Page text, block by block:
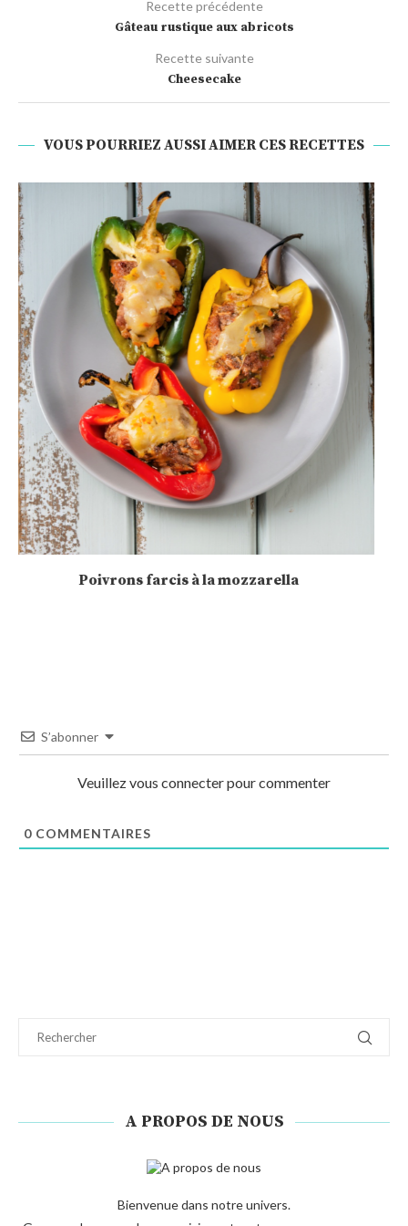
Recette précédente
Gâteau rustique aux abricots
Recette suivante
Cheesecake
VOUS POURRIEZ AUSSI AIMER CES RECETTES
Velouté de potiron et carottes – 2SP💙
S’abonner
Veuillez vous connecter pour commenter
0 COMMENTAIRES
A PROPOS DE NOUS
Bienvenue dans notre univers.